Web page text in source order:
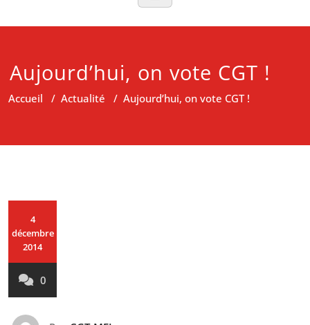
Aujourd’hui, on vote CGT !
Accueil / Actualité / Aujourd’hui, on vote CGT !
4
décembre
2014
0